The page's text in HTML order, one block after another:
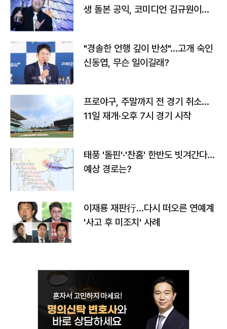
생 돌본 공익, 코미디언 김규원이었
"경솔한 언행 깊이 반성"…고개 숙인
신동엽, 무슨 일이길래?
프로야구, 주말까지 전 경기 취소…
11일 재개·오후 7시 경기 시작
태풍 '돌핀'·'찬홈' 한반도 빗겨간다…
예상 경로는?
이재룡 재판行…다시 떠오른 연예계
'사고 후 미조치' 사례